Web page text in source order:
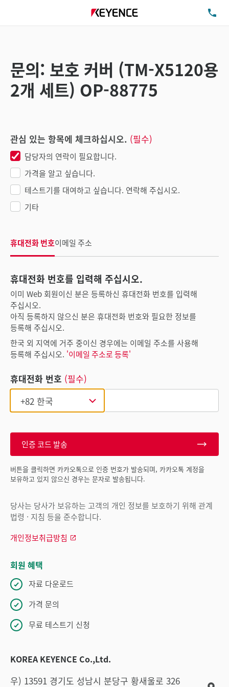
문의: 보호 커버 (TM-X5120용
2개 세트) OP-88775
관심 있는 항목에 체크하십시오. (필수)
담당자의 연락이 필요합니다.
가격을 알고 싶습니다.
테스트기를 대여하고 싶습니다. 연락해 주십시오.
기타
휴대전화 번호이메일 주소
휴대전화 번호를 입력해 주십시오.
이미 Web 회원이신 분은 등록하신 휴대전화 번호를 입력해
주십시오.
아직 등록하지 않으신 분은 휴대전화 번호와 필요한 정보를
등록해 주십시오.
한국 외 지역에 거주 중이신 경우에는 이메일 주소를 사용해
등록해 주십시오. '이메일 주소로 등록'
휴대전화 번호 (필수)
인증 코드 발송
버튼을 클릭하면 카카오톡으로 인증 번호가 발송되며, 카카오톡 계정을
보유하고 있지 않으신 경우는 문자로 발송됩니다.
당사는 당사가 보유하는 고객의 개인 정보를 보호하기 위해 관계
법령 · 지침 등을 준수합니다.
개인정보취급방침
회원 혜택
자료 다운로드
가격 문의
무료 테스트기 신청
KOREA KEYENCE Co.,Ltd.
우) 13591 경기도 성남시 분당구 황새울로 326